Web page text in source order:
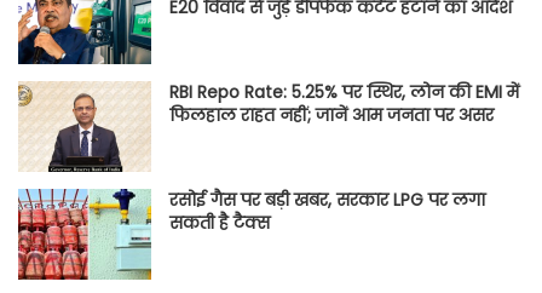
E20 विवाद से जुड़े डीपफेक कंटेंट हटाने का आदेश
RBI Repo Rate: 5.25% पर स्थिर, लोन की EMI में
फिलहाल राहत नहीं; जानें आम जनता पर असर
रसोई गैस पर बड़ी खबर, सरकार LPG पर लगा
सकती है टैक्स